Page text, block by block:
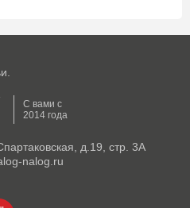
С вами с
2014 года
д.19, стр. 3А
nalog.ru